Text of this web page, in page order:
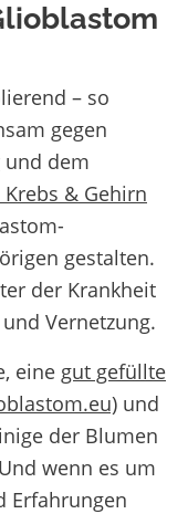
– so
gegen
und dem
& Gehirn
gestalten.
der Krankheit
Vernetzung.
eine gut gefüllte
und
der Blumen
wenn es um
Erfahrungen